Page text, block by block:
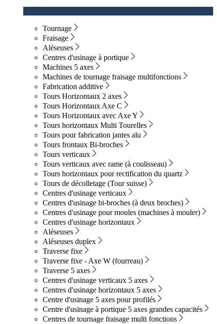
Tournage
Fraisage
Aléseuses
Centres d'usinage à portique
Machines 5 axes
Machines de tournage fraisage multifonctions
Fabrication additive
Tours Horizontaux 2 axes
Tours Horizontaux Axe C
Tours Horizontaux avec Axe Y
Tours horizontaux Multi Tourelles
Tours pour fabrication jantes alu
Tours frontaux Bi-broches
Tours verticaux
Tours verticaux avec rame (à coulisseau)
Tours horizontaux pour rectification du quartz
Tours de décolletage (Tour suisse)
Centres d'usinage verticaux
Centres d'usinage bi-broches (à deux broches)
Centres d'usinage pour moules (machines à mouler)
Centres d'usinage horizontaux
Aléseuses
Aléseuses duplex
Traverse fixe
Traverse fixe - Axe W (fourreau)
Traverse 5 axes
Centres d'usinage verticaux 5 axes
Centres d'usinage horizontaux 5 axes
Centre d'usinage 5 axes pour profilés
Centre d'usinage à portique 5 axes grandes capacités
Centres de tournage fraisage multi fonctions